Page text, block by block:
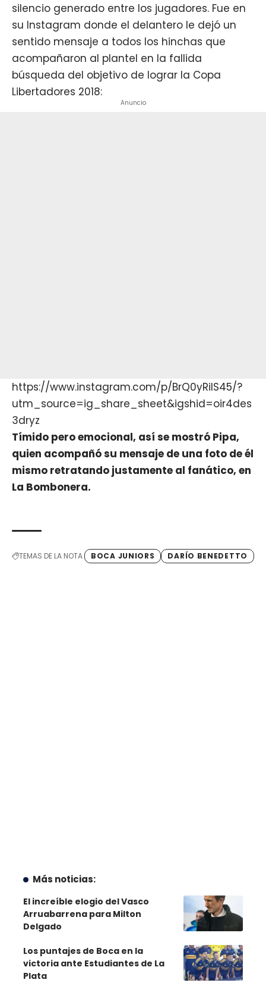
silencio generado entre los jugadores. Fue en
su Instagram donde el delantero le dejó un
sentido mensaje a todos los hinchas que
acompañaron al plantel en la fallida
búsqueda del objetivo de lograr la Copa
Libertadores 2018:
Anuncio
https://www.instagram.com/p/BrQ0yRilS45/?
utm_source=ig_share_sheet&igshid=oir4des
3dryz
Tímido pero emocional, así se mostró Pipa,
quien acompañó su mensaje de una foto de él
mismo retratando justamente al fanático, en
La Bombonera.
TEMAS DE LA NOTA BOCA JUNIORS DARÍO BENEDETTO
Más noticias:
El increíble elogio del Vasco
Arruabarrena para Milton
Delgado
Los puntajes de Boca en la
victoria ante Estudiantes de La
Plata